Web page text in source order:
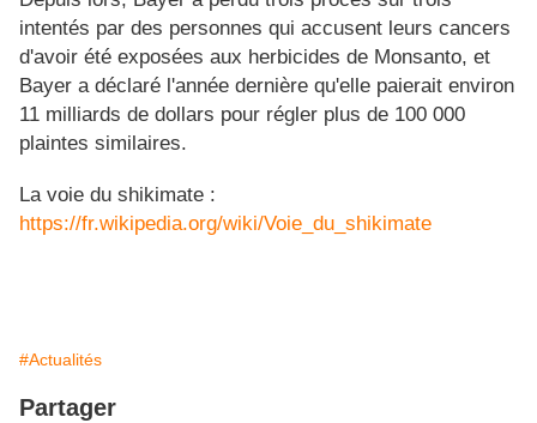
intentés par des personnes qui accusent leurs cancers
d'avoir été exposées aux herbicides de Monsanto, et
Bayer a déclaré l'année dernière qu'elle paierait environ
11 milliards de dollars pour régler plus de 100 000
plaintes similaires.
La voie du shikimate :
https://fr.wikipedia.org/wiki/Voie_du_shikimate
#Actualités
Partager